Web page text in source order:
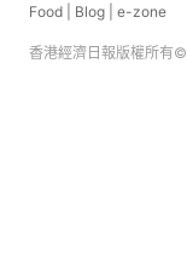
Food
Blog e-zone
香港經濟日報版權所有©